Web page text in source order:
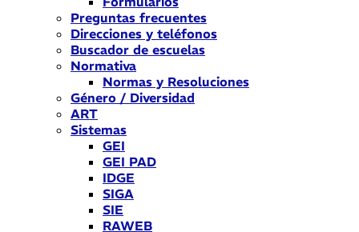
Preguntas frecuentes
Direcciones y teléfonos
Buscador de escuelas
Normativa
Normas y Resoluciones
Género / Diversidad
ART
Sistemas
GEI
GEI PAD
IDGE
SIGA
SIE
RAWEB